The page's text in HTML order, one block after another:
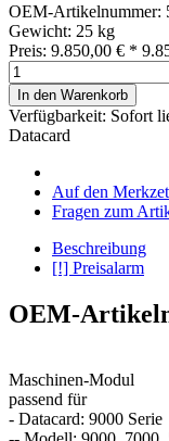
OEM-Artikelnummer:
Gewicht: 25 kg
Preis: 9.850,00 € *
In den Warenkorb
Verfügbarkeit: Sofort
Datacard
Auf den
Fragen zum
Beschreibung
[!] Preisalarm
OEM-
Maschinen-Modul
passend für
- Datacard: 9000 Serie